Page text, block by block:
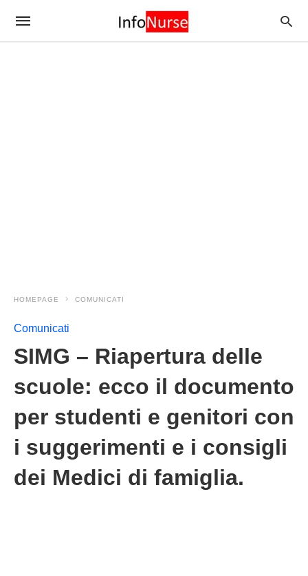
HOMEPAGE COMUNICATI
Comunicati
SIMG – Riapertura delle
scuole: ecco il documento
per studenti e genitori con
i suggerimenti e i consigli
dei Medici di famiglia.